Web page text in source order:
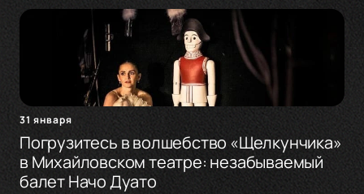
31 января
Погрузитесь в волшебство «Щелкунчика»
в Михайловском театре: незабываемый
балет Начо Дуато